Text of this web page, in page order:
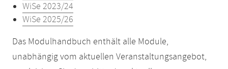
WiSe 2023/24
WiSe 2025/26
Das Modulhandbuch enthält alle Module,
unabhängig vom aktuellen Veranstaltungsangebot,